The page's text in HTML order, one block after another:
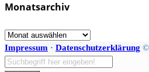
Kategorien
Monatsarchiv
Monatsarchiv
Impressum · Datenschutzerklärung ©